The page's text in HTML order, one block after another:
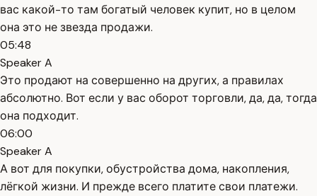
вас какой-то там богатый человек купит, но в целом
она это не звезда продажи.
05:48
Speaker A
Это продают на совершенно на других, а правилах
абсолютно. Вот если у вас оборот торговли, да, да, тогда
она подходит.
06:00
Speaker A
А вот для покупки, обустройства дома, накопления,
лёгкой жизни. И прежде всего платите свои платежи.